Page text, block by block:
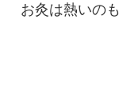
お灸は熱いの